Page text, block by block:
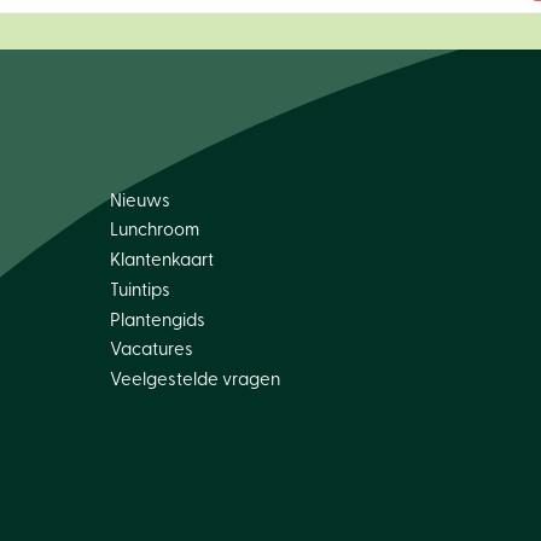
Nieuws
Lunchroom
Klantenkaart
Tuintips
Plantengids
Vacatures
Veelgestelde vragen